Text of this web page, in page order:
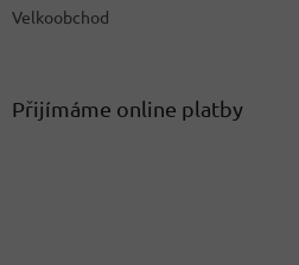
Velkoobchod
Přijímáme online platby